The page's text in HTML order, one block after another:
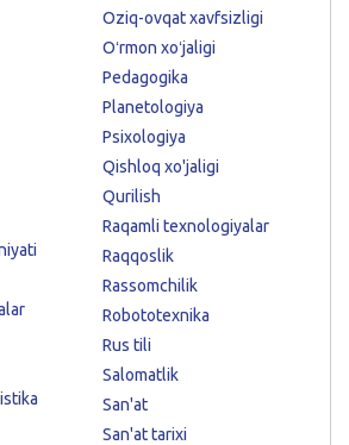
Oziq-ovqat xavfsizligi
Oʻrmon xoʻjaligi
Pedagogika
Planetologiya
Psixologiya
Qishloq xo'jaligi
Qurilish
Raqamli texnologiyalar
Raqqoslik
Rassomchilik
Robototexnika
Rus tili
Salomatlik
San'at
San'at tarixi